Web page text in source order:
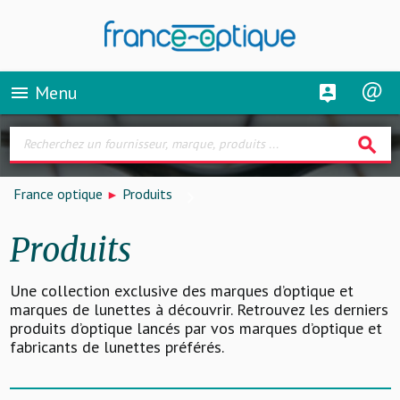
menu Menu
search
France optique Produits
Produits
Une collection exclusive des marques d’optique et
marques de lunettes à découvrir. Retrouvez les derniers
produits d’optique lancés par vos marques d’optique et
fabricants de lunettes préférés.